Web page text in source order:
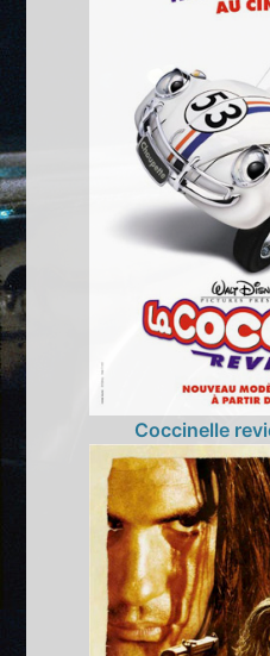
Coccinelle